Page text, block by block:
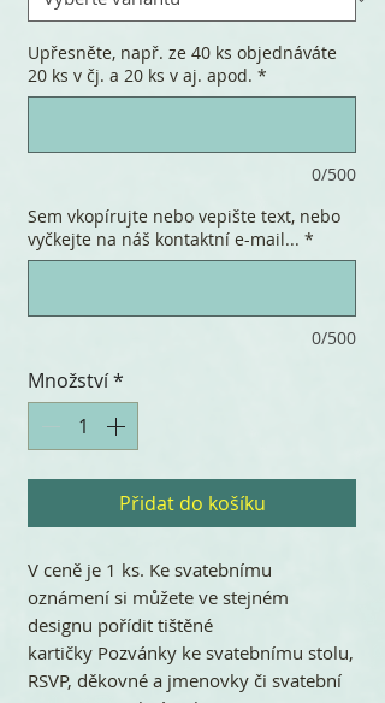
Upřesněte, např. ze 40 ks objednáváte
20 ks v čj. a 20 ks v aj. apod. *
0/500
Sem vkopírujte nebo vepište text, nebo
vyčkejte na náš kontaktní e-mail... *
0/500
Množství*
Přidat do košíku
V ceně je 1 ks. Ke svatebnímu
oznámení si můžete ve stejném
designu pořídit tištěné
kartičky Pozvánky ke svatebnímu stolu,
RSVP, děkovné a jmenovky či svatební